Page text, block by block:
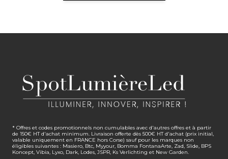
* Offres et codes promotionnels non cumulables avec d'autres offres et à partir
de 150€ HT d'achat minimum. Livraison offerte dès 500€ HT d'achat (prix initial,
valable uniquement en FRANCE hors Corse) sauf pour les marques non
éligibles suivantes : Masiero, Btc, Myyour, Bomma FontanaArte, Zad, Slide, BPS
Koncept, Vibia, Lyxo, Dark, Lodes, JSPR, Ks Verlichting et New Garden.